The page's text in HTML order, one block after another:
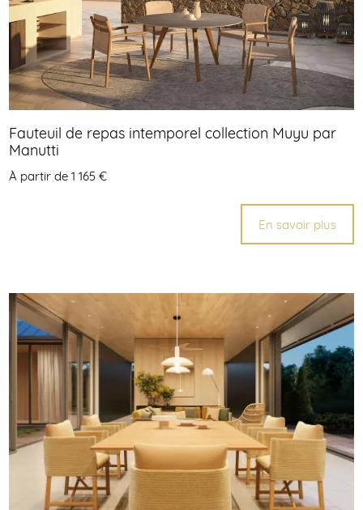
Fauteuil de repas intemporel collection Muyu par
Manutti
À partir de 1 165 €
En savoir plus